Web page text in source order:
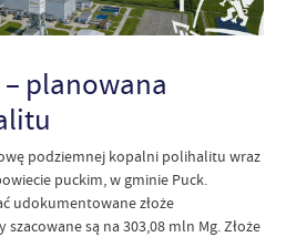
– planowana
podziemnej kopalni polihalitu wraz
puckim, w gminie Puck.
udokumentowane złoże
szacowane są na 303,08 mln Mg. Złoże